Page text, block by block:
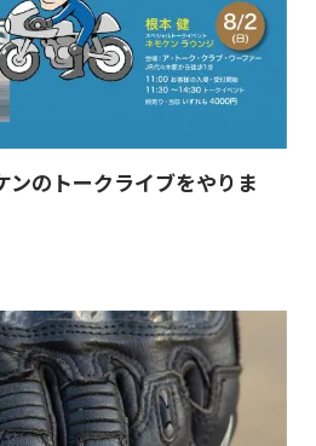
ンのトークライブをやりま